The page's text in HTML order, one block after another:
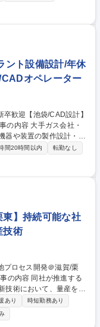
営業を進める中で営業ル
26年度以降の適正な営
ー事業、半導体製造業以
ット調査を行い、同様
ント設備設計/年休
オペレーター
器や装置の製作設計・作
に基づき、AutoCADを用
務】 ■
に基づく強度計算、機器
・届出書類の作成 ■製
とは違い、基本設計から
抜群！ 募集職種
/年休129日/残業5H/転
間20時間以内
転勤なし
東】持続可能な社
技術
技術において、量産を見
導し、持続可能な社会の
的
おいて、量産を実現する
あり
時短勤務あり